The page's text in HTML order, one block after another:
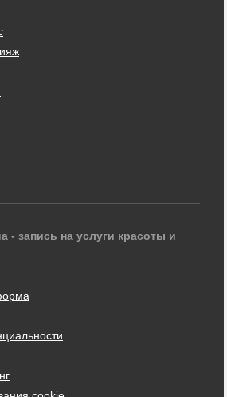
- запись на услуги красоты и